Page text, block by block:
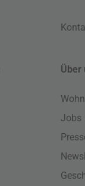
Über
Jobs